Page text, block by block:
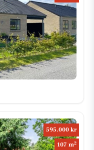
595.000 kr
107 m2